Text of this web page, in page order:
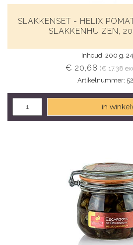
SLAKKENSET - HELIX
SLAKKENHUIZEN,
Inhoud: 200 g,
€ 20,68 (€ 17,38
Artikelnummer:
in